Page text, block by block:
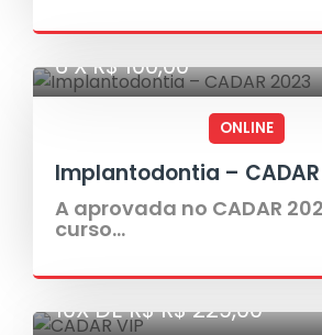
6 X R$ 100,00
ONLINE
Implantodontia –
A aprovada no CADAR
curso...
10X DE R$ R$ 229,00